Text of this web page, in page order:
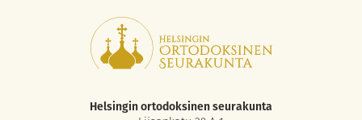
Helsingin ortodoksinen seurakunta